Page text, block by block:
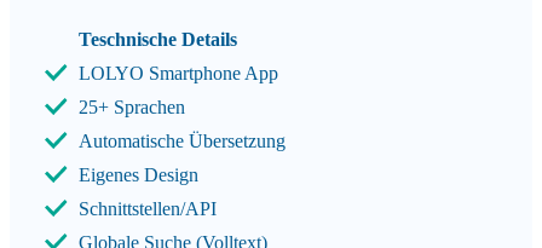
Teschnische Details
LOLYO Smartphone App
25+ Sprachen
Automatische Übersetzung
Eigenes Design
Schnittstellen/API
Globale Suche (Volltext)